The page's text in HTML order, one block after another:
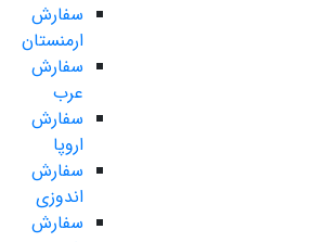
سفارش
ارمنستان
سفارش
عرب
سفارش
اروپا
سفارش
اندوزی
سفارش